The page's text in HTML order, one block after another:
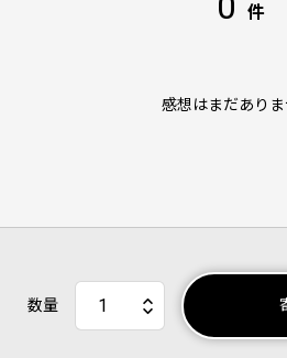
件
感想はまだありま
数量